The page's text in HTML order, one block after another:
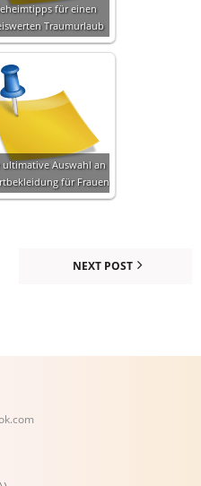
für einen
Traumurlaub
ultimative Auswahl an
für Frauen
NEXT POST